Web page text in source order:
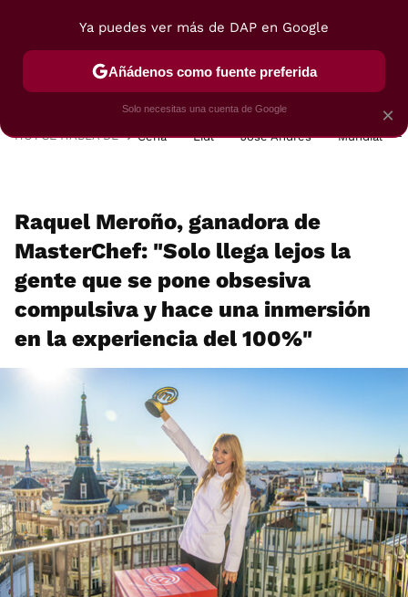
POSTRES VIAJES SELECCIÓN VEGUI
HOY SE HABLA DE Cena Lidl José Andrés Mundial
Raquel Meroño, ganadora de
MasterChef: "Solo llega lejos la
gente que se pone obsesiva
compulsiva y hace una inmersión
en la experiencia del 100%"
×
Ya puedes ver más de DAP en Google
Añádenos como fuente preferida
Solo necesitas una cuenta de Google